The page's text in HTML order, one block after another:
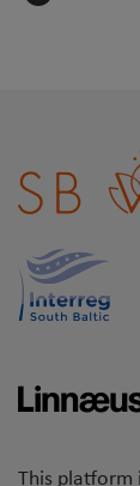
This platform